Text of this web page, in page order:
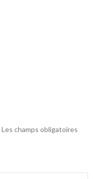
Les champs obligatoires